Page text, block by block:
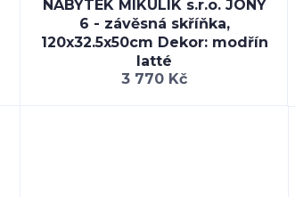
NÁBYTEK MIKULÍK s.r.o. JONY
6 - závěsná skříňka,
120x32.5x50cm Dekor: modřín
latté
3 770 Kč